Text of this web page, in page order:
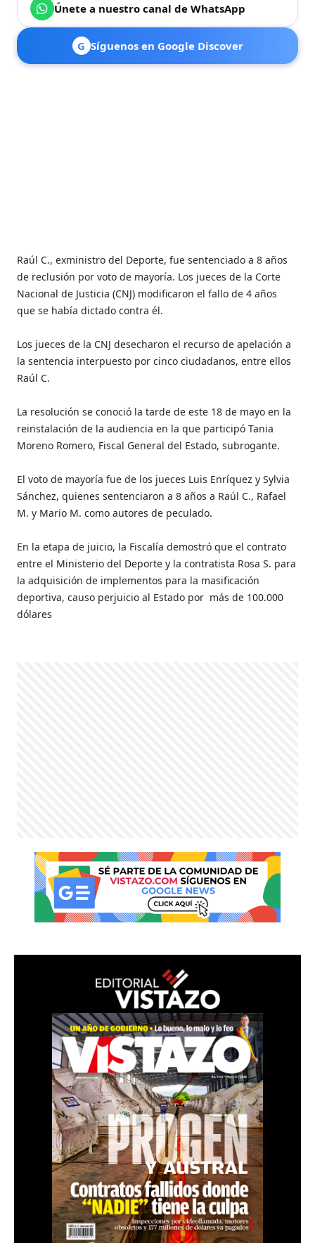
Únete a nuestro canal de WhatsApp
G Síguenos en Google Discover
Raúl C., exministro del Deporte, fue sentenciado a 8 años
de reclusión por voto de mayoría. Los jueces de la Corte
Nacional de Justicia (CNJ) modificaron el fallo de 4 años
que se había dictado contra él.
Los jueces de la CNJ desecharon el recurso de apelación a
la sentencia interpuesto por cinco ciudadanos, entre ellos
Raúl C.
La resolución se conoció la tarde de este 18 de mayo en la
reinstalación de la audiencia en la que participó Tania
Moreno Romero, Fiscal General del Estado, subrogante.
El voto de mayoría fue de los jueces Luis Enríquez y Sylvia
Sánchez, quienes sentenciaron a 8 años a Raúl C., Rafael
M. y Mario M. como autores de peculado.
En la etapa de juicio, la Fiscalía demostró que el contrato
entre el Ministerio del Deporte y la contratista Rosa S. para
la adquisición de implementos para la masificación
deportiva, causo perjuicio al Estado por más de 100.000
dólares